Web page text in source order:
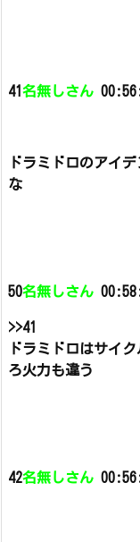
41 名無しさん
ドラミドロのアイ
な
50名無しさん
>>41
ドラミドロはサイ
ろ火力も違う
42名無しさん